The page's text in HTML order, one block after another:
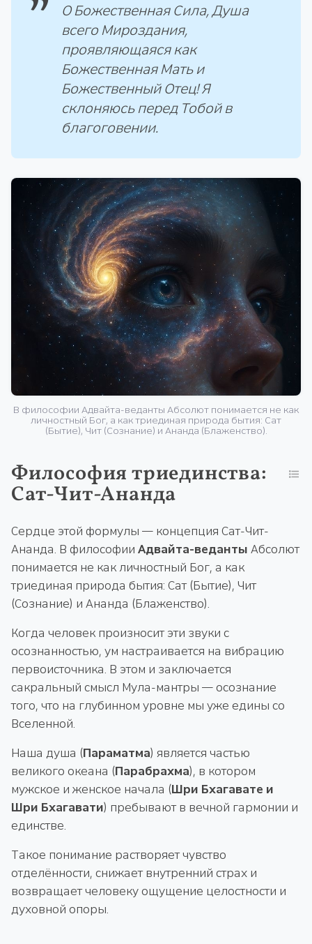
О Божественная Сила, Душа
всего Мироздания,
проявляющаяся как
Божественная Мать и
Божественный Отец! Я
склоняюсь перед Тобой в
благоговении.
В философии Адвайта-веданты Абсолют понимается не как
личностный Бог, а как триединая природа бытия: Сат
(Бытие), Чит (Сознание) и Ананда (Блаженство).
Философия триединства:
Сат-Чит-Ананда
Сердце этой формулы — концепция Сат-Чит-
Ананда. В философии Адвайта-веданты Абсолют
понимается не как личностный Бог, а как
триединая природа бытия: Сат (Бытие), Чит
(Сознание) и Ананда (Блаженство).
Когда человек произносит эти звуки с
осознанностью, ум настраивается на вибрацию
первоисточника. В этом и заключается
сакральный смысл Мула-мантры — осознание
того, что на глубинном уровне мы уже едины со
Вселенной.
Наша душа (Параматма) является частью
великого океана (Парабрахма), в котором
мужское и женское начала (Шри Бхагавате и
Шри Бхагавати) пребывают в вечной гармонии и
единстве.
Такое понимание растворяет чувство
отделённости, снижает внутренний страх и
возвращает человеку ощущение целостности и
духовной опоры.